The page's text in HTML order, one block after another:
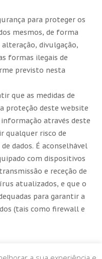
para proteger os
mesmos, de forma
divulgação,
formas ilegais de
previsto nesta
que as medidas de
proteção deste website
através deste
qualquer risco de
dados. É aconselhável
com dispositivos
e receção de
atualizados, e que o
para garantir a
(tais como firewall e